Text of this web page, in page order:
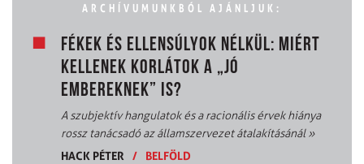
ARCHÍVUMUNKBÓL AJÁNLJUK:
FÉKEK ÉS ELLENSÚLYOK NÉLKÜL: MIÉRT
KELLENEK KORLÁTOK A „JÓ
EMBEREKNEK” IS?
A szubjektív hangulatok és a racionális érvek hiánya
rossz tanácsadó az államszervezet átalakításánál»
HACK PÉTER
/ BELFÖLD